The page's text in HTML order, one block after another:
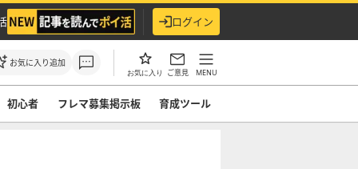
ログイン
お気に入り追加
お気に入り ご意見 MENU
初心者 フレマ募集掲示板 育成ツール